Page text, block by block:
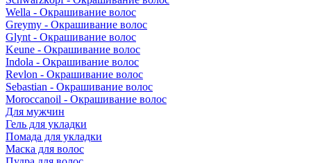
Wella - Окрашивание волос
Greymy - Окрашивание волос
Glynt - Окрашивание волос
Keune - Окрашивание волос
Indola - Окрашивание волос
Revlon - Окрашивание волос
Sebastian - Окрашивание волос
Moroccanoil - Окрашивание волос
Для мужчин
Гель для укладки
Помада для укладки
Маска для волос